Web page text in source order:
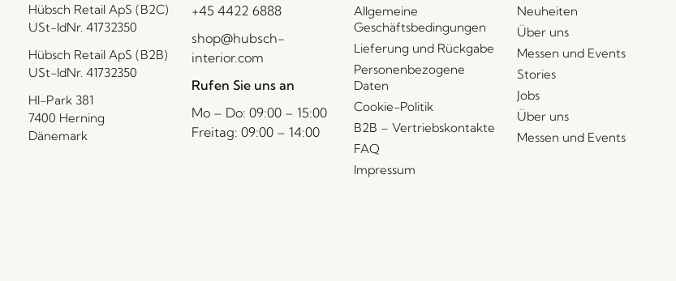
Hübsch Retail ApS (B2C)
USt-IdNr. 41732350
Hübsch Retail ApS (B2B)
USt-IdNr. 41732350
HI-Park 381
7400 Herning
Dänemark
+45 4422 6888
shop@hubsch-
interior.com
Rufen Sie uns an
Mo – Do: 09:00 – 15:00
Freitag: 09:00 – 14:00
Allgemeine
Geschäftsbedingungen
Lieferung und Rückgabe
Personenbezogene
Daten
Cookie-Politik
B2B – Vertriebskontakte
FAQ
Impressum
Neuheiten
Über uns
Messen und Events
Stories
Jobs
Über uns
Messen und Events